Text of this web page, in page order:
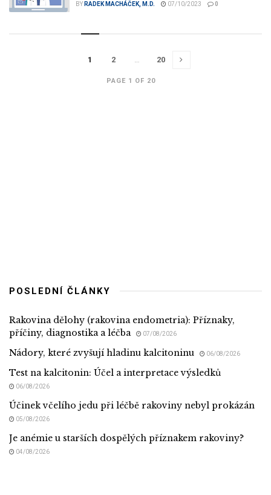
BY RADEK MACHÁČEK, M.D. 07/10/2023 0
PAGE 1 OF 20
1 2 20
POSLEDNÍ ČLÁNKY
Rakovina dělohy (rakovina endometria): Příznaky,
příčiny, diagnostika a léčba
07/08/2026
Nádory, které zvyšují hladinu kalcitoninu 06/08/2026
Test na kalcitonin: Účel a interpretace výsledků
06/08/2026
Účinek včelího jedu při léčbě rakoviny nebyl prokázán
05/08/2026
Je anémie u starších dospělých příznakem rakoviny?
04/08/2026